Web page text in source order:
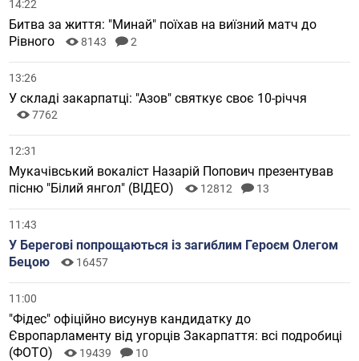
14:22
Битва за життя: "Минай" поїхав на виїзний матч до
Рівного
8143 2
13:26
У складі закарпатці: "Азов" святкує своє 10-річчя
7762
12:31
Мукачівський вокаліст Назарій Попович презентував
пісню "Білий янгол" (ВІДЕО)
12812 13
11:43
У Берегові попрощаються із загиблим Героєм Олегом
Бецою
16457
11:00
"Фідес" офіційно висунув кандидатку до
Європарламенту від угорців Закарпаття: всі подробиці
(ФОТО)
19439 10